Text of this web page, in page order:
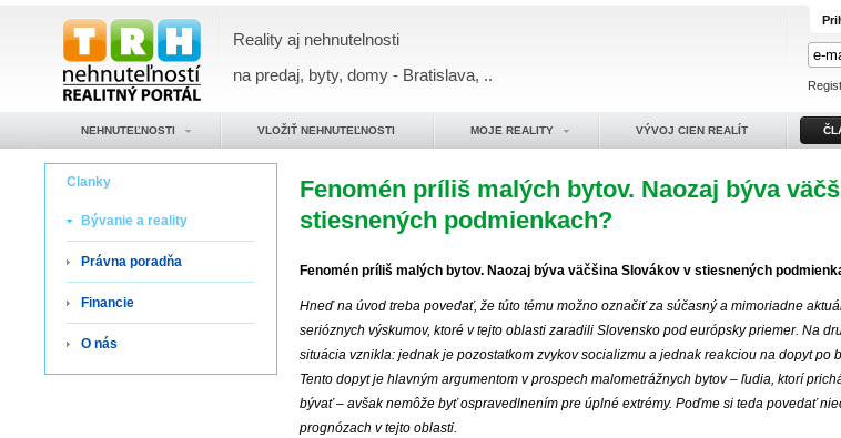
Reality aj nehnutelnosti
na predaj, byty, domy - Bratislava, ..
NEHNUTEĽNOSTI VLOŽIŤ NEHNUTEĽNOSTI MOJE REALITY VÝVOJ CIEN REALÍT
Clanky
Bývanie a reality
Právna poradňa
Financie
O nás
Fenomén príliš malých bytov. Naozaj býva
stiesnených podmienkach?
Fenomén príliš malých bytov. Naozaj býva väčšina Slovákov v stiesnených
Hneď na úvod treba povedať, že túto tému možno označiť za súčasný a mimoriadne
serióznych výskumov, ktoré v tejto oblasti zaradili Slovensko pod európsky priemer. Na
situácia vznikla: jednak je pozostatkom zvykov socializmu a jednak reakciou na dopyt po
Tento dopyt je hlavným argumentom v prospech malometrážnych bytov – ľudia, ktorí
bývať – avšak nemôže byť ospravedlnením pre úplné extrémy. Poďme si teda povedať
prognózach v tejto oblasti.